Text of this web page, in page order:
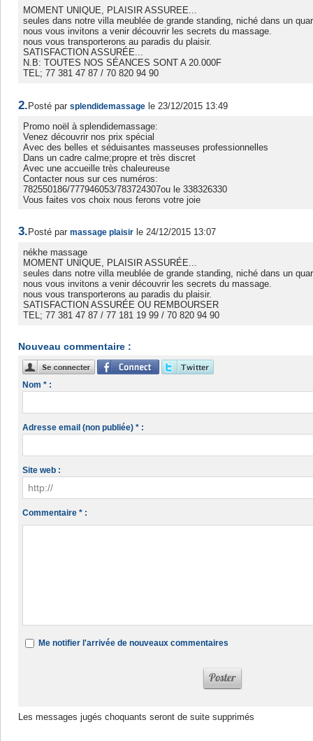
MOMENT UNIQUE, PLAISIR ASSUREE...
seules dans notre villa meublée de grande standing, niché dans un
nous vous invitons a venir découvrir les secrets du massage.
nous vous transporterons au paradis du plaisir.
SATISFACTION ASSURÉE...
N.B: TOUTES NOS SÉANCES SONT A 20.000F
TEL; 77 381 47 87 / 70 820 94 90
2.Posté parsplendidemassage le 23/12/2015 13:49
Promo noël à splendidemassage:
Venez découvrir nos prix spécial
Avec des belles et séduisantes masseuses professionnelles
Dans un cadre calme;propre et très discret
Avec une accueille très chaleureuse
Contacter nous sur ces numéros:
782550186/777946053/783724307ou le 338326330
Vous faites vos choix nous ferons votre joie
3. Posté parmassage plaisir le 24/12/2015 13:07
nékhe massage
MOMENT UNIQUE, PLAISIR ASSURÉE...
seules dans notre villa meublée de grande standing, niché dans un
nous vous invitons a venir découvrir les secrets du massage.
nous vous transporterons au paradis du plaisir.
SATISFACTION ASSURÉE OU REMBOURSER
TEL; 77 381 47 87 / 77 181 19 99 / 70 820 94 90
Nouveau commentaire :
Nom * :
Adresse email (non publiée) * :
Site web :
Commentaire * :
Me notifier l'arrivée de nouveaux commentaires
Les messages jugés choquants seront de suite supprimés